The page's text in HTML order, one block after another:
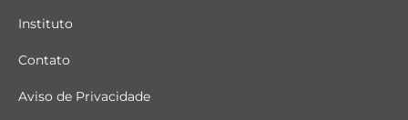
Instituto
Contato
Aviso de Privacidade